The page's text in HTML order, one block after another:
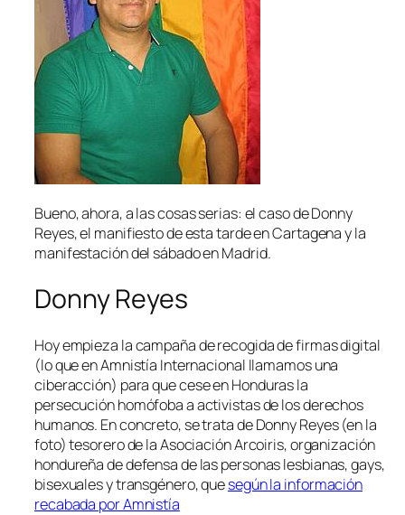
Bueno, ahora, a las cosas serias: el caso de Donny
Reyes, el manifiesto de esta tarde en Cartagena y la
manifestación del sábado en Madrid.
Donny Reyes
Hoy empieza la campaña de recogida de firmas digital
(lo que en Amnistía Internacional llamamos una
ciberacción) para que cese en Honduras la
persecución homófoba a activistas de los derechos
humanos. En concreto, se trata de Donny Reyes (en la
foto) tesorero de la Asociación Arcoiris, organización
hondureña de defensa de las personas lesbianas, gays,
bisexuales y transgénero, quesegún la información
recabada por Amnistía